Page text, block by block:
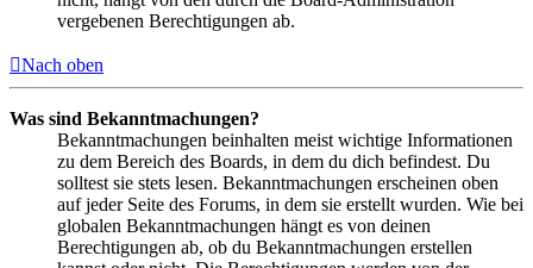
vergebenen Berechtigungen ab.
Nach oben
Was sind Bekanntmachungen?
Bekanntmachungen beinhalten meist wichtige Informationen
zu dem Bereich des Boards, in dem du dich befindest. Du
solltest sie stets lesen. Bekanntmachungen erscheinen oben
auf jeder Seite des Forums, in dem sie erstellt wurden. Wie bei
globalen Bekanntmachungen hängt es von deinen
Berechtigungen ab, ob du Bekanntmachungen erstellen